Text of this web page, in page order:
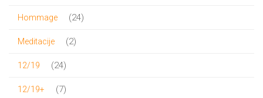
Hommage 2424
Meditacije 22
12/19 2424
12/19+ 77